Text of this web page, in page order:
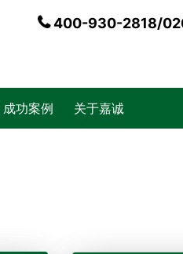
400-930-2818/
成功案例 关于嘉诚